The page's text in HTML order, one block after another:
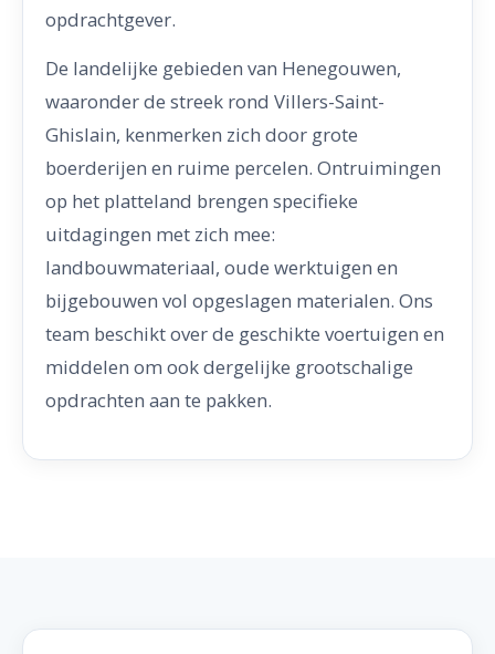
opdrachtgever.
De landelijke gebieden van Henegouwen,
waaronder de streek rond Villers-Saint-
Ghislain, kenmerken zich door grote
boerderijen en ruime percelen. Ontruimingen
op het platteland brengen specifieke
uitdagingen met zich mee:
landbouwmateriaal, oude werktuigen en
bijgebouwen vol opgeslagen materialen. Ons
team beschikt over de geschikte voertuigen en
middelen om ook dergelijke grootschalige
opdrachten aan te pakken.